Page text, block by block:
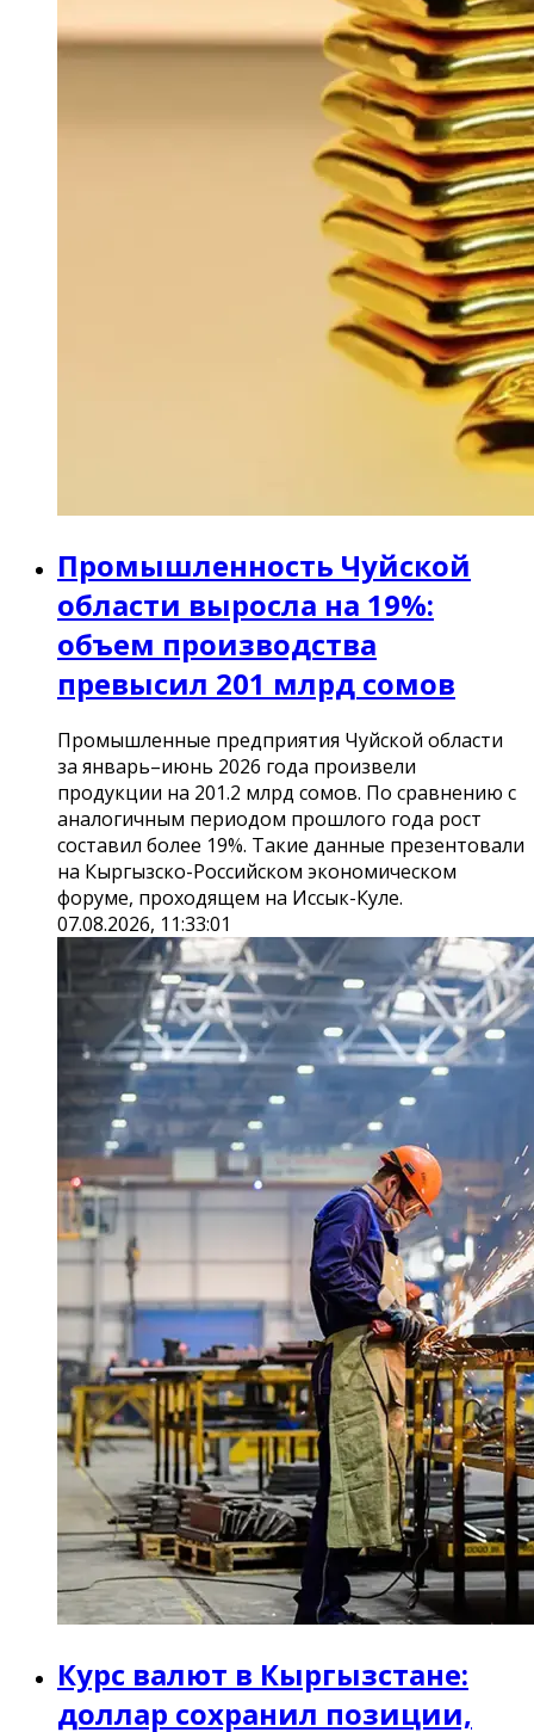
Промышленность Чуйской
области выросла на 19%:
объем производства
превысил 201 млрд сомов
Промышленные предприятия Чуйской области
за январь–июнь 2026 года произвели
продукции на 201.2 млрд сомов. По сравнению с
аналогичным периодом прошлого года рост
составил более 19%. Такие данные презентовали
на Кыргызско-Российском экономическом
форуме, проходящем на Иссык-Куле.
07.08.2026, 11:33:01
Курс валют в Кыргызстане:
доллар сохранил позиции,